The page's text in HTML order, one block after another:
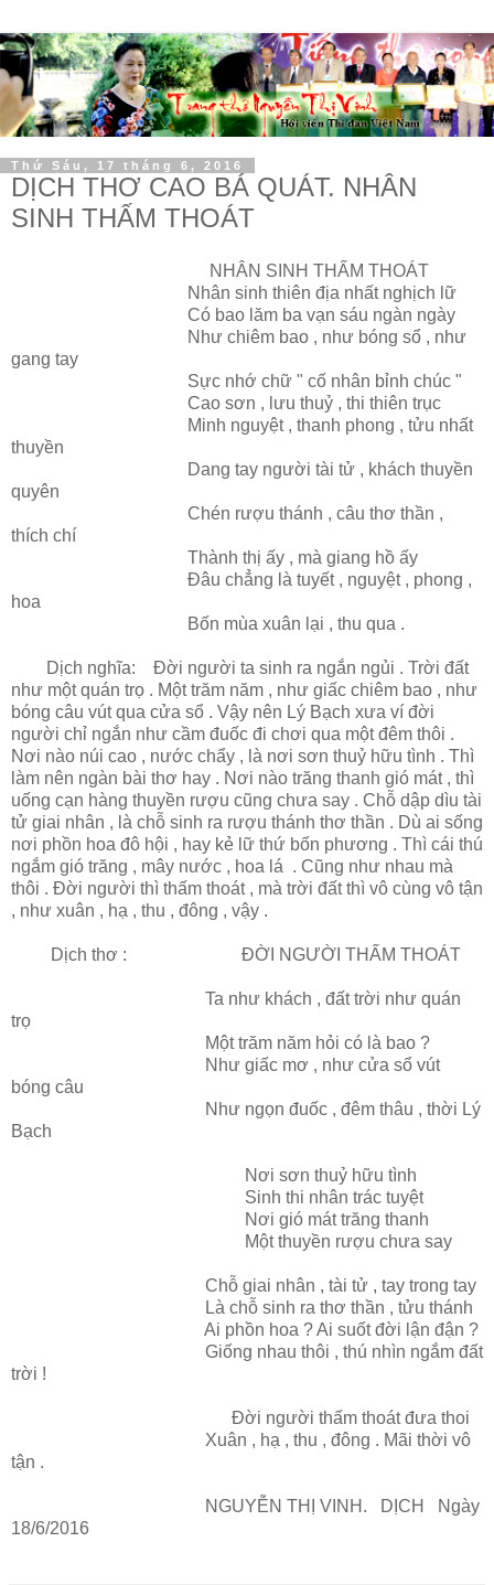
Thứ Sáu, 17 tháng 6, 2016
DỊCH THƠ CAO BÁ QUÁT. NHÂN
SINH THẤM THOÁT
NHÂN SINH THẤM THOÁT
Nhân sinh thiên địa nhất nghịch lữ
Có bao lăm ba vạn sáu ngàn ngày
Như chiêm bao , như bóng sổ , như
gang tay
Sực nhớ chữ " cố nhân bỉnh chúc "
Cao sơn , lưu thuỷ , thi thiên trục
Minh nguyệt , thanh phong , tửu nhất
thuyền
Dang tay người tài tử , khách thuyền
quyên
Chén rượu thánh , câu thơ thần ,
thích chí
Thành thị ấy , mà giang hồ ấy
Đâu chẳng là tuyết , nguyệt , phong ,
hoa
Bốn mùa xuân lại , thu qua .
Dịch nghĩa: Đời người ta sinh ra ngắn ngủi . Trời đất
như một quán trọ . Một trăm năm , như giấc chiêm bao , như
bóng câu vút qua cửa sổ . Vậy nên Lý Bạch xưa ví đời
người chỉ ngắn như cầm đuốc đi chơi qua một đêm thôi .
Nơi nào núi cao , nước chẩy , là nơi sơn thuỷ hữu tình . Thì
làm nên ngàn bài thơ hay . Nơi nào trăng thanh gió mát , thì
uống cạn hàng thuyền rượu cũng chưa say . Chỗ dập dìu tài
tử giai nhân , là chỗ sinh ra rượu thánh thơ thần . Dù ai sống
nơi phồn hoa đô hội , hay kẻ lữ thứ bốn phương . Thì cái thú
ngắm gió trăng , mây nước , hoa lá . Cũng như nhau mà
thôi . Đời người thì thấm thoát , mà trời đất thì vô cùng vô tận
, như xuân , hạ , thu , đông , vậy .
Dịch thơ : ĐỜI NGƯỜI THẤM THOÁT
Ta như khách , đất trời như quán
trọ
Một trăm năm hỏi có là bao ?
Như giấc mơ , như cửa sổ vút
bóng câu
Như ngọn đuốc , đêm thâu , thời Lý
Bạch
Nơi sơn thuỷ hữu tình
Sinh thi nhân trác tuyệt
Nơi gió mát trăng thanh
Một thuyền rượu chưa say
Chỗ giai nhân , tài tử , tay trong tay
Là chỗ sinh ra thơ thần , tửu thánh
Ai phồn hoa ? Ai suốt đời lận đận ?
Giống nhau thôi , thú nhìn ngắm đất
trời !
Đời người thấm thoát đưa thoi
Xuân , hạ , thu , đông . Mãi thời vô
tận .
NGUYỄN THỊ VINH. DỊCH Ngày
18/6/2016